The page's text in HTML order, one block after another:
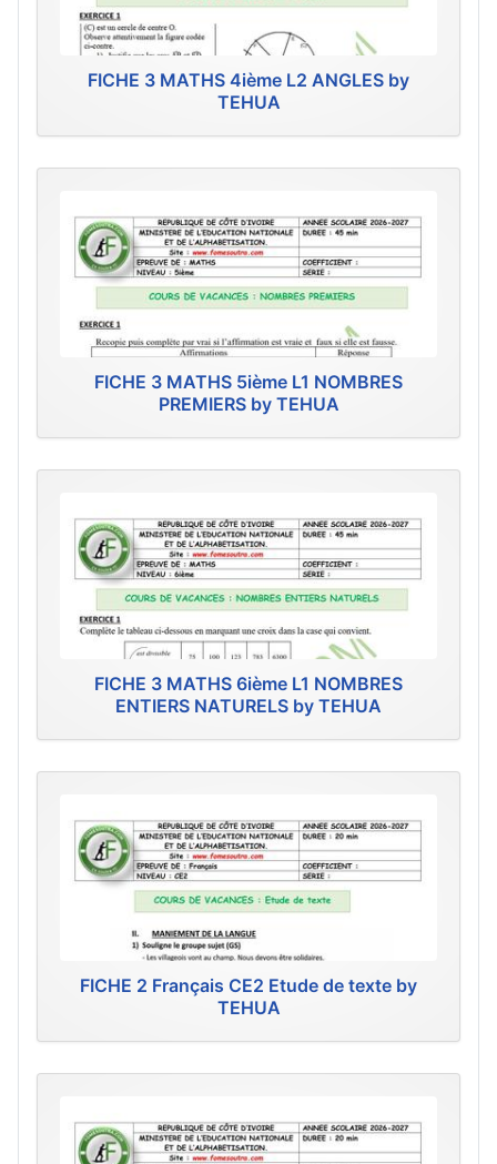
FICHE 3 MATHS 4ième L2 ANGLES by
TEHUA
FICHE 3 MATHS 5ième L1 NOMBRES
PREMIERS by TEHUA
FICHE 3 MATHS 6ième L1 NOMBRES
ENTIERS NATURELS by TEHUA
FICHE 2 Français CE2 Etude de texte by
TEHUA